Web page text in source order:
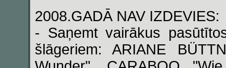
2008.GADĀ NAV IZDEVIES:
- Saņemt vairākus
šlāgeriem: ARIANE